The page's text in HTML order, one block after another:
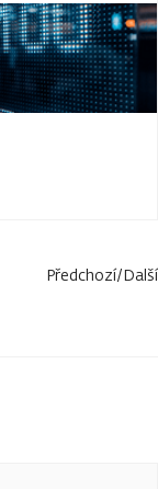
Předchozí/Další